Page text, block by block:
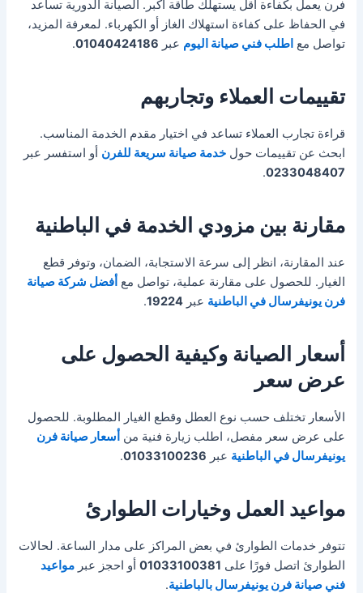
فرن يعمل بكفاءة أقل يستهلك طاقة أكبر. الصيانة الدورية تساعد
في الحفاظ على كفاءة استهلاك الغاز أو الكهرباء. لمعرفة المزيد،
تواصل مع اطلب فني صيانة اليوم عبر 01040424186
.
تقييمات العملاء وتجاربهم
قراءة تجارب العملاء تساعد في اختيار مقدم الخدمة المناسب.
ابحث عن تقييمات حولخدمة صيانة سريعة للفرن أو استفسر عبر
0233048407
.
مقارنة بين مزودي الخدمة في الباطنية
عند المقارنة، انظر إلى سرعة الاستجابة، الضمان، وتوفر قطع
الغيار. للحصول على مقارنة عملية، تواصل مع أفضل شركة صيانة
فرن يونيفرسال في الباطنية عبر19224
.
أسعار الصيانة وكيفية الحصول على
عرض سعر
الأسعار تختلف حسب نوع العطل وقطع الغيار المطلوبة. للحصول
على عرض سعر مفصل، اطلب زيارة فنية من أسعار صيانة فرن
يونيفرسال في الباطنية عبر 01033100236
.
مواعيد العمل وخيارات الطوارئ
تتوفر خدمات الطوارئ في بعض المراكز على مدار الساعة. لحالات
الطوارئ اتصل فورًا على 01033100381 أو احجز عبرمواعيد
فني صيانة فرن يونيفرسال بالباطنية.